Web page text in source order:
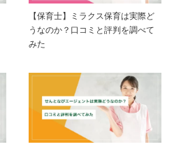
【保育士】ミラクス保育は実際ど
うなのか？口コミと評判を調べて
みた